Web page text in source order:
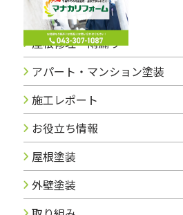
ブログカテゴリー
屋根修理・雨漏り
アパート・マンション塗装
施工レポート
お役立ち情報
屋根塗装
外壁塗装